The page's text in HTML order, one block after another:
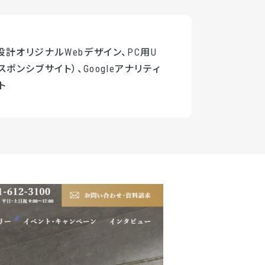
計オリジナルWebデザイン、PC用U
ンシブサイト）、Googleアナリティ